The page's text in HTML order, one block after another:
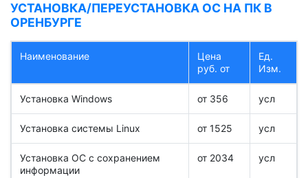
УСТАНОВКА/ПЕРЕУСТАНОВКА ОС НА ПК В
ОРЕНБУРГЕ
Наименование
Цена
руб. от
Ед.
Изм.
Установка Windows от 356 усл
Установка системы Linux от 1525 усл
Установка ОС с сохранением
информации
от 2034 усл